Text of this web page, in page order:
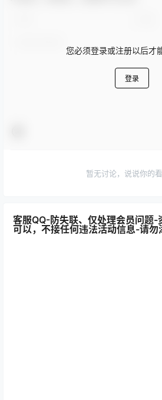
您必须登录或注册以后才
登录
暂无讨论，说说你的
客服QQ-防失联、仅处理会员问题-
可以，不接任何违法活动信息-请勿